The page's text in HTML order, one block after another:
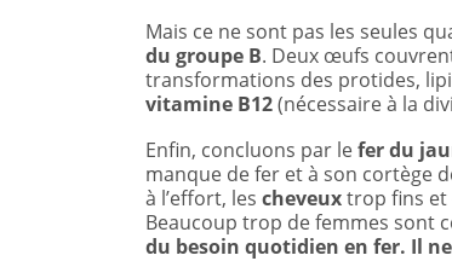
Mais ce ne sont pas les seules
du groupe B. Deux œufs
transformations des protides,
vitamine B12(nécessaire à la
Enfin, concluons par lefer du
manque de fer et à son cortège
à l’effort, les cheveuxtrop fins et
Beaucoup trop de femmes sont
du besoin quotidien en fer. Il